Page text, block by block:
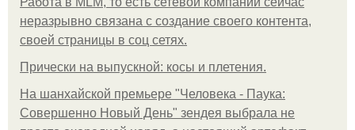
неразрывно связана с создание своего контента,
своей страницы в соц сетях.
Прически на выпускной: косы и плетения.
На шанхайской премьере "Человека - Паука:
Совершенно Новый День" зендея выбрала не